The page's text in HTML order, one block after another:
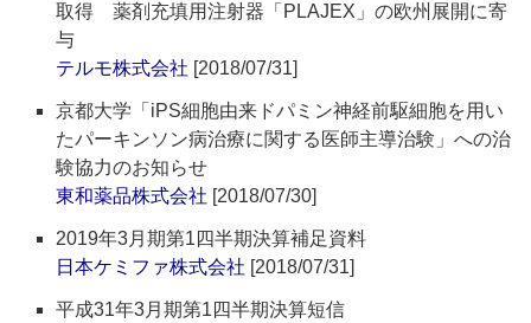
取得 薬剤充填用注射器「PLAJEX」の欧州展開に寄
与
テルモ株式会社 [2018/07/31]
京都大学「iPS細胞由来ドパミン神経前駆細胞を用い
たパーキンソン病治療に関する医師主導治験」への治
験協力のお知らせ
東和薬品株式会社 [2018/07/30]
2019年3月期第1四半期決算補足資料
日本ケミファ株式会社 [2018/07/31]
平成31年3月期第1四半期決算短信